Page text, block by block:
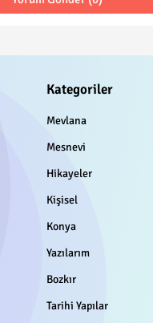
Kategoriler
Mevlana
Mesnevi
Hikayeler
Kişisel
Konya
Yazılarım
Bozkır
Tarihi Yapılar